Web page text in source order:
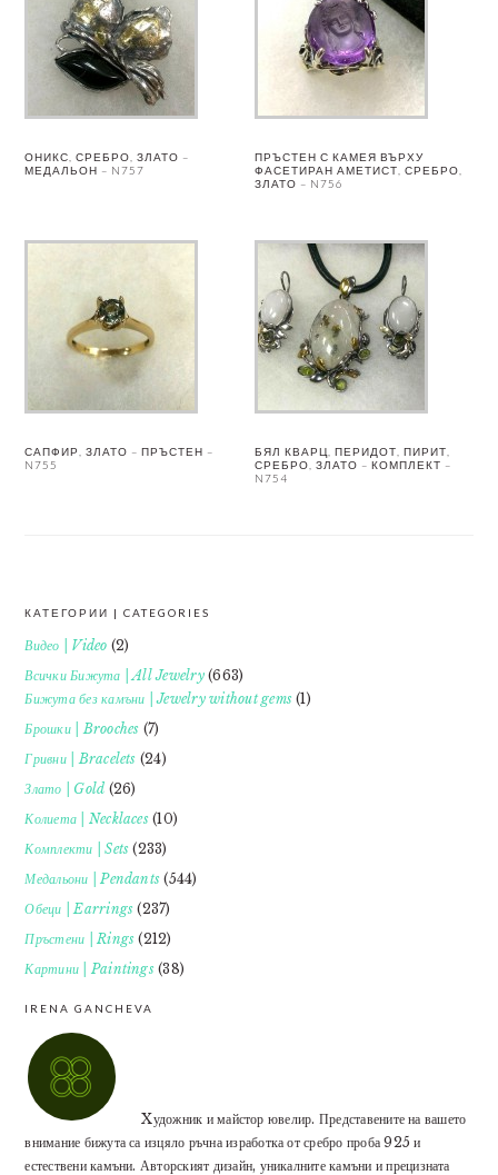
ОНИКС, СРЕБРО, ЗЛАТО –
МЕДАЛЬОН – N757
ПРЪСТЕН С КАМЕЯ ВЪРХУ
ФАСЕТИРАН АМЕТИСТ, СРЕБРО,
ЗЛАТО – N756
САПФИР, ЗЛАТО – ПРЪСТЕН –
N755
БЯЛ КВАРЦ, ПЕРИДОТ, ПИРИТ,
СРЕБРО, ЗЛАТО – КОМПЛЕКТ –
N754
FOOTER
КАТЕГОРИИ | CATEGORIES
Видео | Video (2)
Всички Бижута | All Jewelry(663)
Бижута без камъни | Jewelry without gems (1)
Брошки | Brooches (7)
Гривни | Bracelets (24)
Злато | Gold (26)
Колиета | Necklaces(10)
Комплекти | Sets (233)
Медальони | Pendants (544)
Обеци | Earrings (237)
Пръстени | Rings (212)
Картини | Paintings(38)
IRENA GANCHEVA
Xудожник и майстор ювелир. Представените на вашето
внимание бижута са изцяло ръчна изработка от сребро проба 925 и
естествени камъни. Авторският дизайн, уникалните камъни и прецизната